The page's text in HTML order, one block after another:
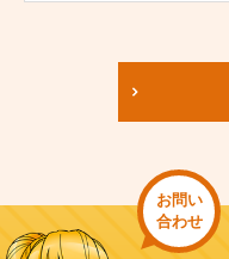
お問い
合わせ